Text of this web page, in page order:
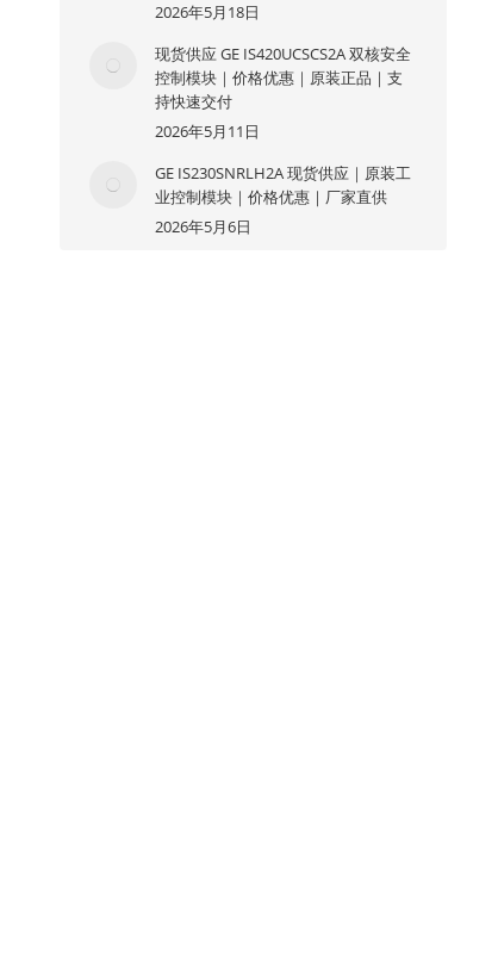
2026年5月18日
现货供应 GE IS420UCSCS2A 双核安全
控制模块｜价格优惠｜原装正品｜支
持快速交付
2026年5月11日
GE IS230SNRLH2A 现货供应｜原装工
业控制模块｜价格优惠｜厂家直供
2026年5月6日